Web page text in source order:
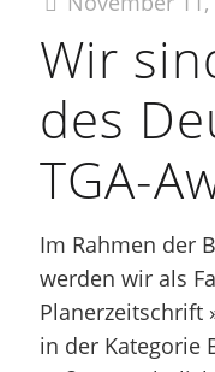
Wir
des
TGA-
Im Rahmen der
werden wir als
Planerzeitschrift
in der Kategorie